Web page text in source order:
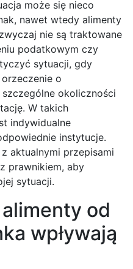
może się nieco
nawet wtedy alimenty
nie są traktowane
podatkowym czy
sytuacji, gdy
o
szczególne okoliczności
W takich
indywidualne
instytucje.
aktualnymi przepisami
prawnikiem, aby
sytuacji.
od
wpływają